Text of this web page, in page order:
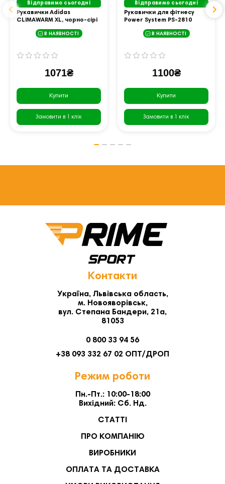
Відправимо сьогодні
Рукавички Adidas
CLIMAWARM XL, чорно-сірі
В НАЯВНОСТІ
1071₴
Купити
Замовити в 1 клік
Відправимо сьогодні
Рукавички для фітнесу
Power System PS-2810
чорно-червоні
В НАЯВНОСТІ
1100₴
Купити
Замовити в 1 клік
Контакти
Україна, Львівська область,
м. Новояворівськ,
вул. Степана Бандери, 21а,
81053
0 800 33 94 56
+38 093 332 67 02 ОПТ/ДРОП
Режим роботи
Пн.-Пт.: 10:00-18:00
Вихідний: Сб. Нд.
СТАТТІ
ПРО КОМПАНІЮ
ВИРОБНИКИ
ОПЛАТА ТА ДОСТАВКА